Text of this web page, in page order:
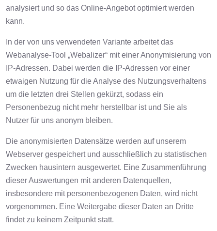
analysiert und so das Online-Angebot optimiert werden
kann.
In der von uns verwendeten Variante arbeitet das
Webanalyse-Tool „Webalizer“ mit einer Anonymisierung von
IP-Adressen. Dabei werden die IP-Adressen vor einer
etwaigen Nutzung für die Analyse des Nutzungsverhaltens
um die letzten drei Stellen gekürzt, sodass ein
Personenbezug nicht mehr herstellbar ist und Sie als
Nutzer für uns anonym bleiben.
Die anonymisierten Datensätze werden auf unserem
Webserver gespeichert und ausschließlich zu statistischen
Zwecken hausintern ausgewertet. Eine Zusammenführung
dieser Auswertungen mit anderen Datenquellen,
insbesondere mit personenbezogenen Daten, wird nicht
vorgenommen. Eine Weitergabe dieser Daten an Dritte
findet zu keinem Zeitpunkt statt.